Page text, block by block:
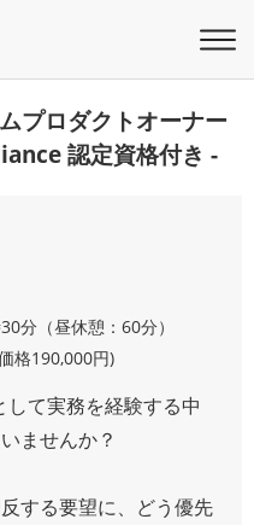
プロダクトオーナー
認定資格付き -
分（昼休憩：60分）
格190,000円)
て実務を経験する中
ませんか？
する要望に、どう優先